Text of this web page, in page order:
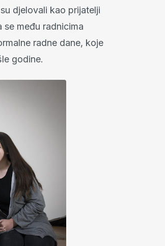
djelovali kao prijatelji
među radnicima
radne dane, koje
godine.